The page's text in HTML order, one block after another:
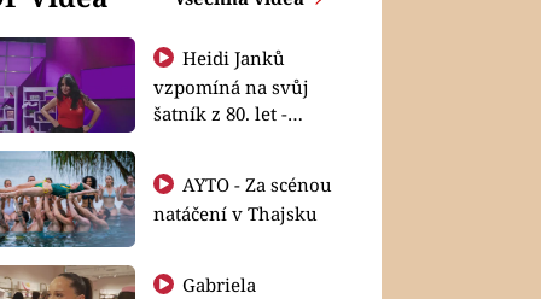
Heidi Janků
vzpomíná na svůj
šatník z 80. let -
natáčení v Thajsku
Gabriela